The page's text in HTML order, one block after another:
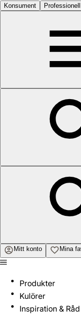
Konsument Professionell
Mitt konto Mina
Produkter
Kulörer
Inspiration & Råd